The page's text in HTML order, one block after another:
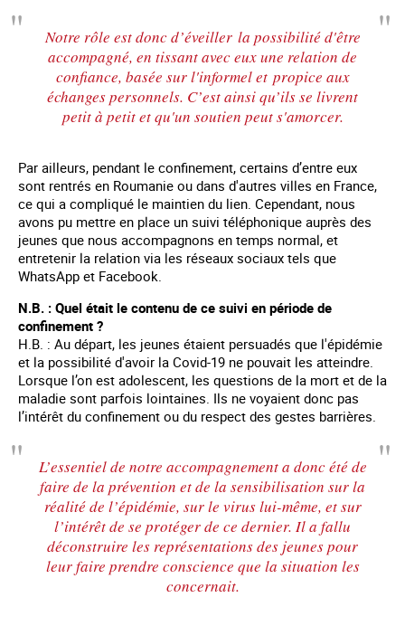
Notre rôle est donc d’éveiller la possibilité d'être
accompagné, en tissant avec eux une relation de
confiance, basée sur l'informel et propice aux
échanges personnels. C’est ainsi qu’ils se livrent
petit à petit et qu'un soutien peut s'amorcer.
Par ailleurs, pendant le confinement, certains d’entre eux
sont rentrés en Roumanie ou dans d'autres villes en France,
ce qui a compliqué le maintien du lien. Cependant, nous
avons pu mettre en place un suivi téléphonique auprès des
jeunes que nous accompagnons en temps normal, et
entretenir la relation via les réseaux sociaux tels que
WhatsApp et Facebook.
N.B. : Quel était le contenu de ce suivi en période de
confinement ?
H.B. : Au départ, les jeunes étaient persuadés que l'épidémie
et la possibilité d'avoir la Covid-19 ne pouvait les atteindre.
Lorsque l’on est adolescent, les questions de la mort et de la
maladie sont parfois lointaines. Ils ne voyaient donc pas
l’intérêt du confinement ou du respect des gestes barrières.
L’essentiel de notre accompagnement a donc été de
faire de la prévention et de la sensibilisation sur la
réalité de l’épidémie, sur le virus lui-même, et sur
l’intérêt de se protéger de ce dernier. Il a fallu
déconstruire les représentations des jeunes pour
leur faire prendre conscience que la situation les
concernait.